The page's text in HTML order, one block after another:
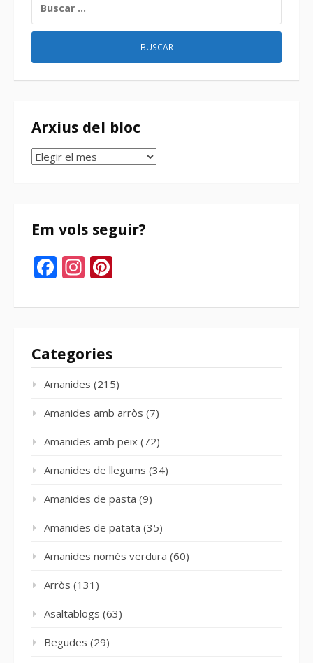
Arxius del bloc
Arxius
bloc
Em vols seguir?
Facebook
Instagram
Categories
Amanides (215)
Amanides amb arròs (7)
Amanides amb peix (72)
Amanides de llegums (34)
Amanides de pasta (9)
Amanides de patata (35)
Amanides només verdura (60)
Arròs (131)
Asaltablogs (63)
Begudes (29)